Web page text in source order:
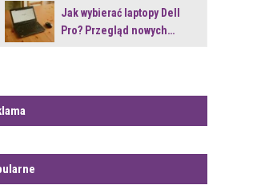
Jak wybierać laptopy Dell
Pro? Przegląd nowych…